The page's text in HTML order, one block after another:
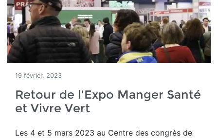
19 février, 2023
Retour de l'Expo Manger Santé
et Vivre Vert
Les 4 et 5 mars 2023 au Centre des congrès de